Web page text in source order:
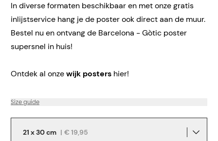
In diverse formaten beschikbaar en met onze gratis
inlijstservice hang je de poster ook direct aan de muur.
Bestel nu en ontvang de Barcelona - Gòtic poster
supersnel in huis!
Ontdek al onzewijk posters hier!
Size guide
21 x 30 cm | € 19,95